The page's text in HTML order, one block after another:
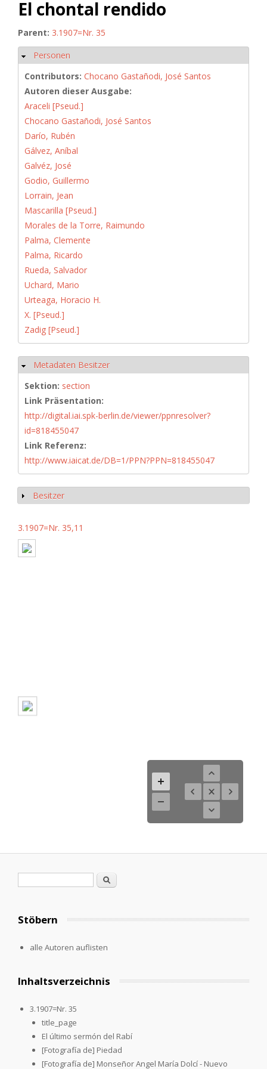
El chontal rendido
Parent: 3.1907=Nr. 35
Hide
Personen
Contributors: Chocano Gastañodi, José Santos
Autoren dieser Ausgabe:
Araceli [Pseud.]
Chocano Gastañodi, José Santos
Darío, Rubén
Gálvez, Aníbal
Galvéz, José
Godio, Guillermo
Lorrain, Jean
Mascarilla [Pseud.]
Morales de la Torre, Raimundo
Palma, Clemente
Palma, Ricardo
Rueda, Salvador
Uchard, Mario
Urteaga, Horacio H.
X. [Pseud.]
Zadig [Pseud.]
Hide
Metadaten Besitzer
Sektion: section
Link Präsentation:
http://digital.iai.spk-berlin.de/viewer/ppnresolver?
id=818455047
Link Referenz:
http://www.iaicat.de/DB=1/PPN?PPN=818455047
Show
Besitzer
3.1907=Nr. 35,11
Search
Stöbern
alle Autoren auflisten
Inhaltsverzeichnis
3.1907=Nr. 35
title_page
El último sermón del Rabí
[Fotografía de] Piedad
[Fotografía de] Monseñor Angel María Dolcí - Nuevo